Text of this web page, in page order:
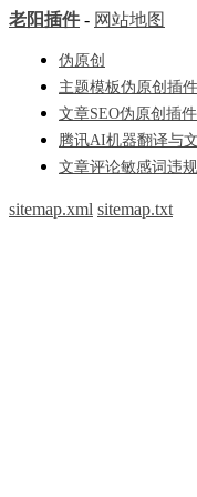
老阳插件- 网站地图
伪原创
主题模板伪原创插
文章SEO伪原创插
腾讯AI机器翻译与
文章评论敏感词违
sitemap.xml sitemap.txt